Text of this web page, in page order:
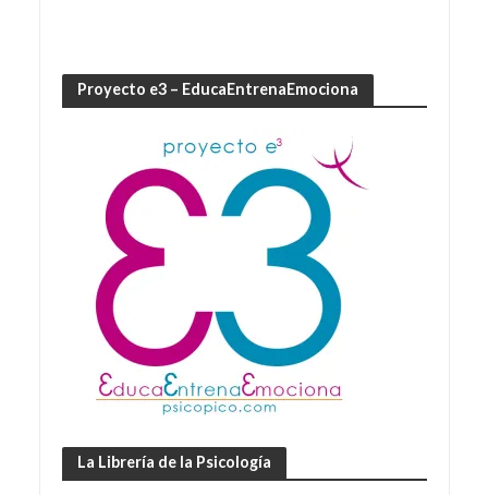
Proyecto e3 – EducaEntrenaEmociona
La Librería de la Psicología